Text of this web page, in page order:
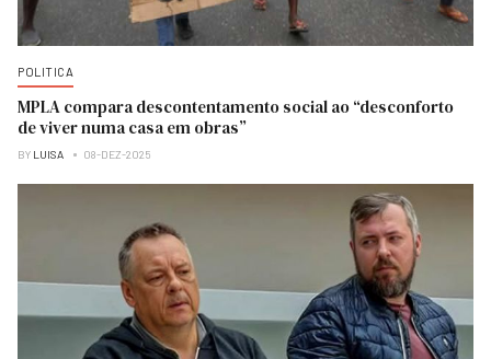
POLITICA
MPLA compara descontentamento social ao “desconforto
de viver numa casa em obras”
BY LUISA 08-DEZ-2025